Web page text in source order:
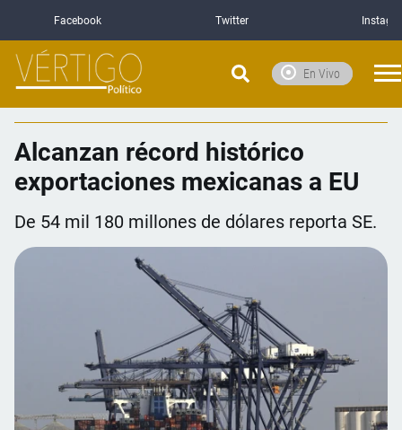
Facebook Twitter
En Vivo
Alcanzan récord histórico
exportaciones mexicanas a EU
De 54 mil 180 millones de dólares reporta SE.